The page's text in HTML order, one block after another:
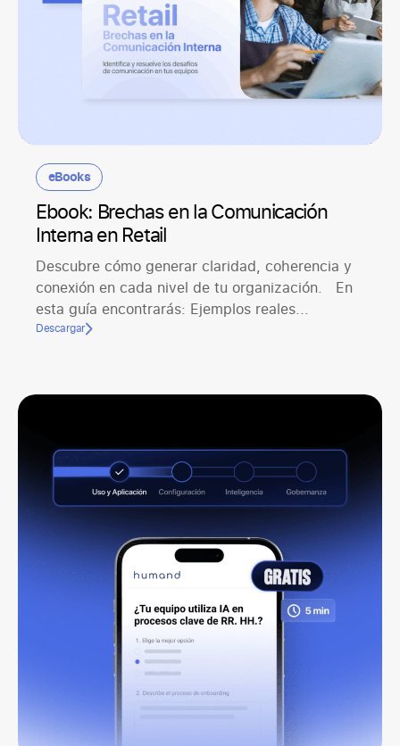
eBooks
Ebook: Brechas en la Comunicación
Interna en Retail
Descubre cómo generar claridad, coherencia y
conexión en cada nivel de tu organización. En
esta guía encontrarás: Ejemplos reales...
Descargar